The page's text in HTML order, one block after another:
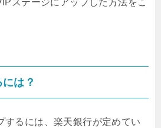
ステージにアップした方法をこ
は？
するには、楽天銀行が定めてい